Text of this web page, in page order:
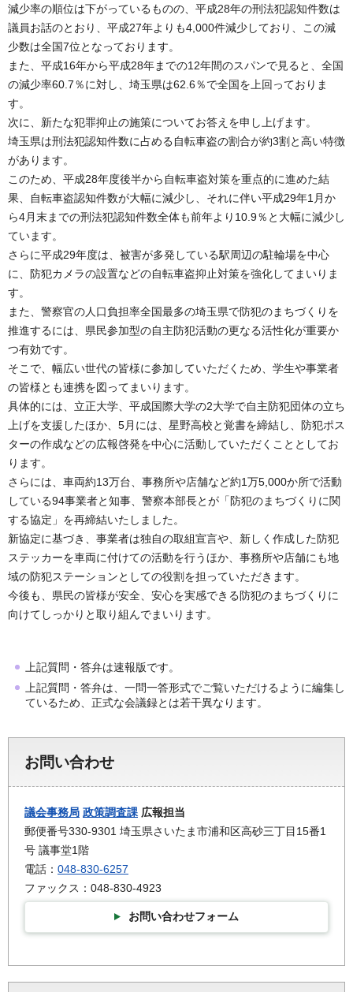
減少率の順位は下がっているものの、平成28年の刑法犯認知件数は
議員お話のとおり、平成27年よりも4,000件減少しており、この減
少数は全国7位となっております。
また、平成16年から平成28年までの12年間のスパンで見ると、全国
の減少率60.7％に対し、埼玉県は62.6％で全国を上回っておりま
す。
次に、新たな犯罪抑止の施策についてお答えを申し上げます。
埼玉県は刑法犯認知件数に占める自転車盗の割合が約3割と高い特徴
があります。
このため、平成28年度後半から自転車盗対策を重点的に進めた結
果、自転車盗認知件数が大幅に減少し、それに伴い平成29年1月か
ら4月末までの刑法犯認知件数全体も前年より10.9％と大幅に減少し
ています。
さらに平成29年度は、被害が多発している駅周辺の駐輪場を中心
に、防犯カメラの設置などの自転車盗抑止対策を強化してまいりま
す。
また、警察官の人口負担率全国最多の埼玉県で防犯のまちづくりを
推進するには、県民参加型の自主防犯活動の更なる活性化が重要か
つ有効です。
そこで、幅広い世代の皆様に参加していただくため、学生や事業者
の皆様とも連携を図ってまいります。
具体的には、立正大学、平成国際大学の2大学で自主防犯団体の立ち
上げを支援したほか、5月には、星野高校と覚書を締結し、防犯ポス
ターの作成などの広報啓発を中心に活動していただくこととしてお
ります。
さらには、車両約13万台、事務所や店舗など約1万5,000か所で活動
している94事業者と知事、警察本部長とが「防犯のまちづくりに関
する協定」を再締結いたしました。
新協定に基づき、事業者は独自の取組宣言や、新しく作成した防犯
ステッカーを車両に付けての活動を行うほか、事務所や店舗にも地
域の防犯ステーションとしての役割を担っていただきます。
今後も、県民の皆様が安全、安心を実感できる防犯のまちづくりに
向けてしっかりと取り組んでまいります。
上記質問・答弁は速報版です。
上記質問・答弁は、一問一答形式でご覧いただけるように編集し
ているため、正式な会議録とは若干異なります。
お問い合わせ
議会事務局 政策調査課 広報担当
郵便番号330-9301 埼玉県さいたま市浦和区高砂三丁目15番1
号 議事堂1階
電話： 048-830-6257
ファックス：048-830-4923
お問い合わせフォーム